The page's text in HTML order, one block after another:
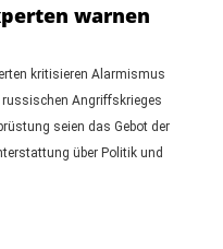
warnen
kritisieren Alarmismus
Angriffskrieges
seien das Gebot der
über Politik und